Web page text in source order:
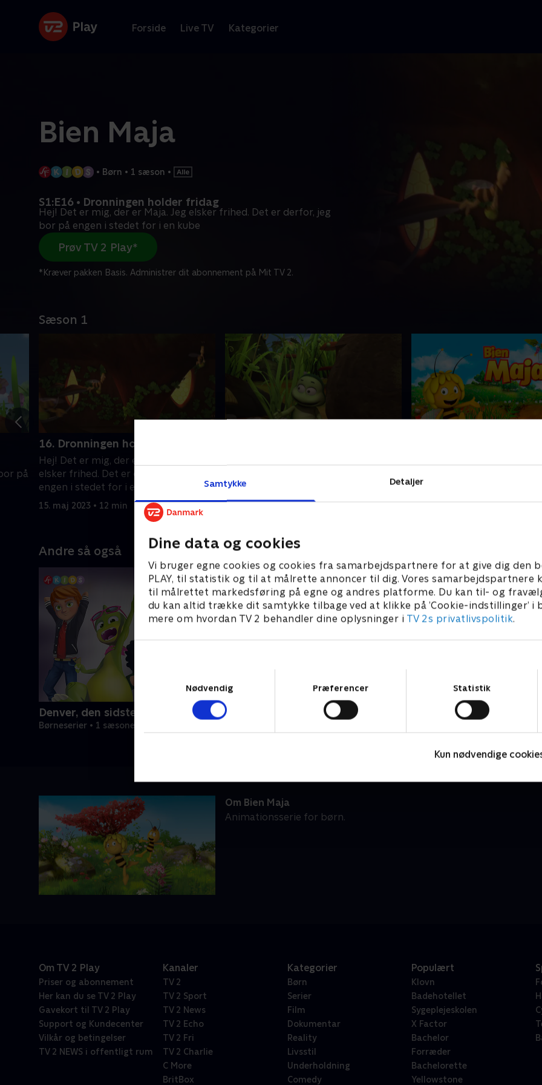
Samtykke Detaljer
Dine data og cookies
Vi bruger egne cookies og cookies fra samarbejdspartnere for at give dig den
PLAY, til statistik og til at målrette annoncer til dig. Vores samarbejdspartnere
til målrettet markedsføring på egne og andres platforme. Du kan til- og
du kan altid trække dit samtykke tilbage ved at klikke på ’Cookie-indstillinger’ i
mere om hvordan TV 2 behandler dine oplysninger i TV 2s privatlivspolitik.
Nødvendig
Præferencer Statistik
Kun nødvendige
Forside Live TV Kategorier
Bien Maja
• Børn • 1 sæson •
S1:E16 • Dronningen holder fridag
Hej! Det er mig, der er Maja. Jeg elsker frihed. Det er derfor, jeg
bor på engen i stedet for i en kube
Prøv TV 2 Play*
*Kræver pakken Basis. Administrer dit abonnement på Mit TV 2.
Sæson 1
på
16. Dronningen holder fridag
Hej! Det er mig, der er Maja. Jeg
elsker frihed. Det er derfor, jeg bor på
engen i stedet for i en kube
15. maj 2023 • 12 min
engen i stedet for i en kube
15. maj 2023 • 11 min
engen i stedet for i en kube.
Andre så også
Denver, den sidste dinosaur
Børneserier • 1 sæsoner
Masha og bjørnen
Om Bien Maja
Animationsserie for børn.
Om TV 2 Play
Priser og abonnement
Her kan du se TV 2 Play
Gavekort til TV 2 Play
Support og Kundecenter
Vilkår og betingelser
TV 2 NEWS i offentligt rum
Kanaler
TV 2
TV 2 Sport
TV 2 News
TV 2 Echo
TV 2 Fri
TV 2 Charlie
C More
BritBox
Kategorier
Børn
Serier
Film
Dokumentar
Reality
Livsstil
Underholdning
Comedy
Populært
Klovn
Badehotellet
Sygeplejeskolen
X Factor
Bachelor
Forræder
Bachelorette
Yellowstone